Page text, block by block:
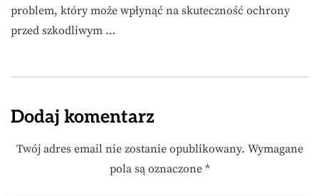
problem, który może wpłynąć na skuteczność ochrony
przed szkodliwym …
Dodaj komentarz
Twój adres email nie zostanie opublikowany. Wymagane
pola są oznaczone *